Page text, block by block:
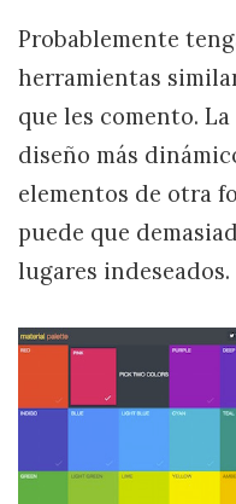
Probablemente
herramientas
que les comento.
diseño más
elementos de otra
puede que
lugares indeseados.